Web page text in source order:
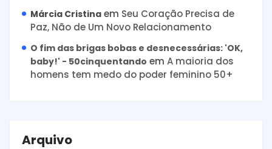
Márcia Cristina em Seu Coração Precisa de
Paz, Não de Um Novo Relacionamento
O fim das brigas bobas e desnecessárias: 'OK,
baby!' - 50cinquentando em A maioria dos
homens tem medo do poder feminino 50+
Arquivo